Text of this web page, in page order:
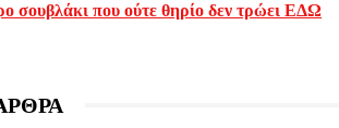
σουβλάκι που ούτε θηρίο δεν τρώει ΕΔΩ